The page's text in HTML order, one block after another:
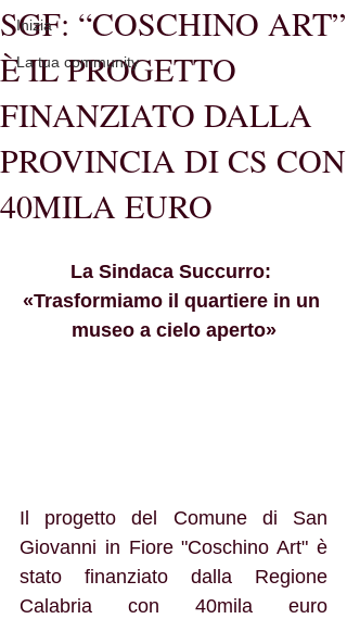
Inizia
La tua community
SGF: “COSCHINO ART”
È IL PROGETTO
FINANZIATO DALLA
PROVINCIA DI CS CON
40MILA EURO
La Sindaca Succurro:
«Trasformiamo il quartiere in un
museo a cielo aperto»
Il progetto del Comune di San
Giovanni in Fiore "Coschino Art" è
stato finanziato dalla Regione
Calabria con 40mila euro